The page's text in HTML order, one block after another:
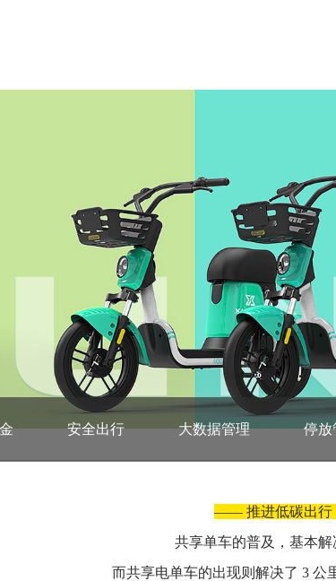
安全出行 大数据管理 停放
—— 推进低碳出行
共享单车的普及，基本
而共享电单车的出现则解决了 3 公